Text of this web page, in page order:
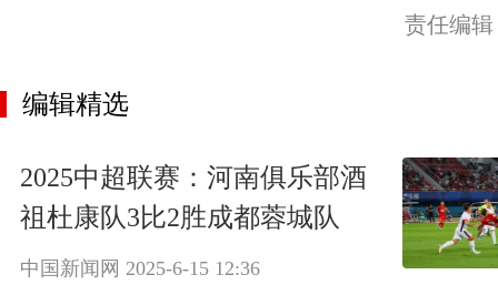
责任编
编辑精选
2025中超联赛：河南俱乐部酒
祖杜康队3比2胜成都蓉城队
中国新闻网 2025-6-15 12:36